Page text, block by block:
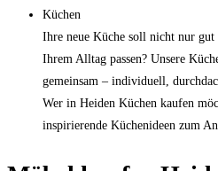
Küchen
Ihre neue Küche soll nicht nur gut
Ihrem Alltag passen? Unsere
gemeinsam – individuell,
Wer in Heiden Küchen kaufen
inspirierende Küchenideen zum